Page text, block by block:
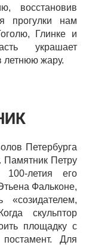
восстановив
прогулки нам
Глинке и
украшает
летнюю жару.
Петербурга
Памятник Петру
летия его
Фальконе,
скульптор
площадку с
Для